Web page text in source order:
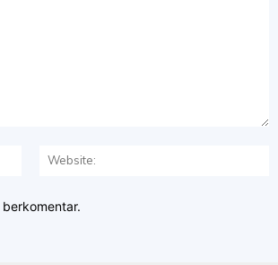
Email:*